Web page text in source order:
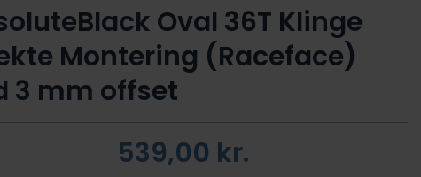
Oval 36T Klinge
Montering (Raceface)
3 mm offset
539,00 kr.